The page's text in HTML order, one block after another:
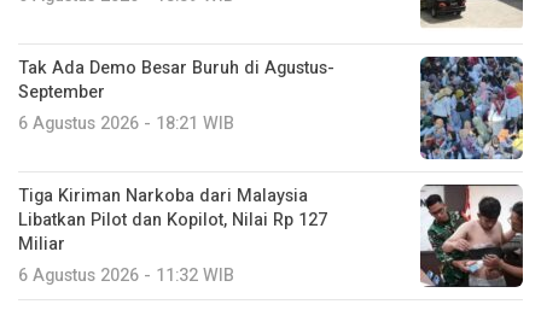
Tak Ada Demo Besar Buruh di Agustus-
September
6 Agustus 2026 - 18:21 WIB
Tiga Kiriman Narkoba dari Malaysia
Libatkan Pilot dan Kopilot, Nilai Rp 127
Miliar
6 Agustus 2026 - 11:32 WIB